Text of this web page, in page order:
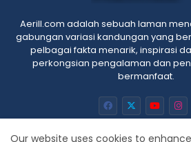
2011(45)
2010(5)
Aerill.com adalah sebuah laman
gabungan variasi kandungan yang
pelbagai fakta menarik, inspirasi
perkongsian pengalaman dan
bermanfaat.
Our website uses cookies to